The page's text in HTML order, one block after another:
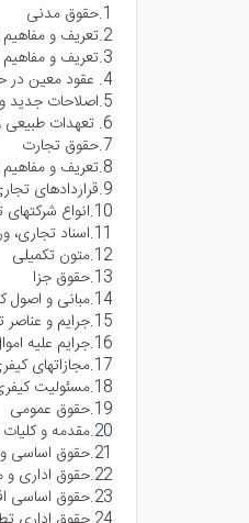
1.حقوق مدنی
2.تعریف و مفاهیم اصلی حقوق تعهدات
3.تعریف و مفاهیم اصلی قرارداد
4. عقود معین در حقوق فرانسه
5.اصلاحات جدید و حقوق تعهدات
6. تعهدات طبیعی و مدنی
7.حقوق تجارت
8.تعریف و مفاهیم اصلی حقوق تجارت
9.قراردادهای تجاری
10.انواع شرکتهای تجاری
11.اسناد تجاری، ورشکستگی و تصفیه
12.متون تکمیلی
13.حقوق جزا
14.مبانی و اصول کلی حقوق جزا
15.جرایم و عناصر تشکیلدهنده آنها
16.جرایم علیه اموال
17.مجازاتهای کیفری و اجرای آنها
18.مسئولیت کیفری و شرایط تحقق آن
19.حقوق عمومی
20.مقدمه و کلیات حقوق عمومی
21.حقوق اساسی و سازمانهای دولتی
22.حقوق اداری و مدیریت عمومی
23.حقوق اساسی اقتصادی و اجتماعی